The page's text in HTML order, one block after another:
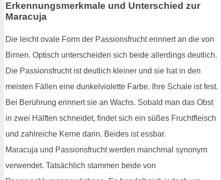
Erkennungsmerkmale und Unterschied zur
Maracuja
Die leicht ovale Form der Passionsfrucht erinnert an die von
Birnen. Optisch unterscheiden sich beide allerdings deutlich.
Die Passionsfrucht ist deutlich kleiner und sie hat in den
meisten Fällen eine dunkelviolette Farbe. Ihre Schale ist fest.
Bei Berührung erinnert sie an Wachs. Sobald man das Obst
in zwei Hälften schneidet, findet sich ein süßes Fruchtfleisch
und zahlreiche Kerne darin. Beides ist essbar.
Maracuja und Passionsfrucht werden manchmal synonym
verwendet. Tatsächlich stammen beide von